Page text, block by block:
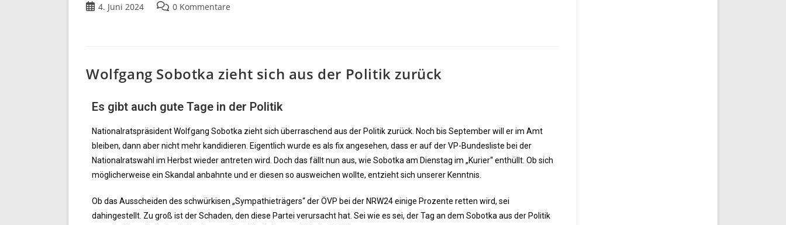
4. Juni 2024 0 Kommentare
Wolfgang Sobotka zieht sich aus der Politik zurück
Es gibt auch gute Tage in der Politik
Nationalratspräsident Wolfgang Sobotka zieht sich überraschend aus der Politik zurück. Noch bis September will er im Amt
bleiben, dann aber nicht mehr kandidieren. Eigentlich wurde es als fix angesehen, dass er auf der VP-Bundesliste bei der
Nationalratswahl im Herbst wieder antreten wird. Doch das fällt nun aus, wie Sobotka am Dienstag im „Kurier“ enthüllt. Ob sich
möglicherweise ein Skandal anbahnte und er diesen so ausweichen wollte, entzieht sich unserer Kenntnis.
Ob das Ausscheiden des schwürkisen „Sympathieträgers“ der ÖVP bei der NRW24 einige Prozente retten wird, sei
dahingestellt. Zu groß ist der Schaden, den diese Partei verursacht hat. Sei wie es sei, der Tag an dem Sobotka aus der Politik